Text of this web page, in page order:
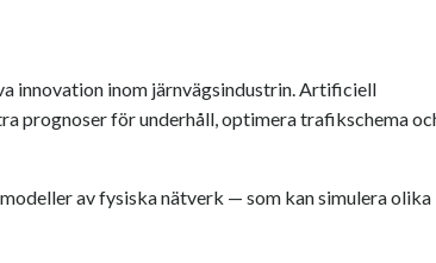
innovation inom järnvägsindustrin. Artificiell
prognoser för underhåll, optimera trafikschema
av fysiska nätverk — som kan simulera olika